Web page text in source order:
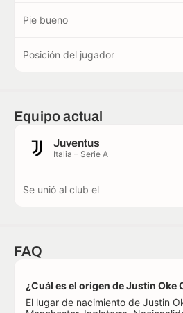
Pie bueno
Posición del jugador
Equipo actual
Juventus
Italia – Serie A
Se unió al club el
FAQ
¿Cuál es el origen de Justin Oke
El lugar de nacimiento de Justin